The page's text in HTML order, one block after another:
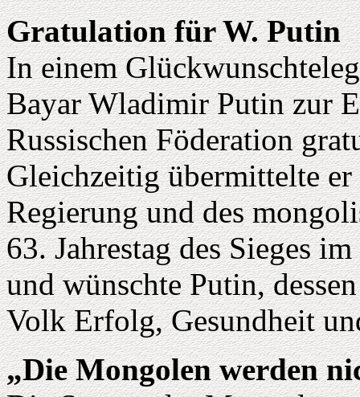
Gratulation für W. Putin
In einem
Bayar Wladimir Putin zur
Russischen Föderation
Gleichzeitig übermittelte
Regierung und des
63. Jahrestag des Sieges
und wünschte Putin,
Volk Erfolg, Gesundheit
„Die Mongolen werden